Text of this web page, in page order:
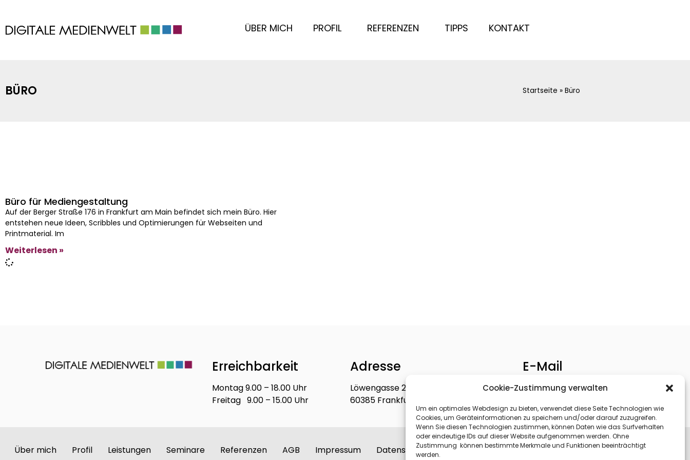
Cookie-Zustimmung verwalten
Um ein optimales Webdesign zu bieten, verwendet diese Seite Technologien wie
Cookies, um Geräteinformationen zu speichern und/oder darauf zuzugreifen.
Wenn Sie diesen Technologien zustimmen, können Daten wie das Surfverhalten
oder eindeutige IDs auf dieser Website aufgenommen werden. Ohne
Zustimmung können bestimmte Merkmale und Funktionen beeinträchtigt
werden.
ÜBER MICH PROFIL REFERENZEN TIPPS KONTAKT
BÜRO Startseite » Büro
Büro für Mediengestaltung
Auf der Berger Straße 176 in Frankfurt am Main befindet sich mein Büro. Hier
entstehen neue Ideen, Scribbles und Optimierungen für Webseiten und
Printmaterial. Im
Weiterlesen »
Erreichbarkeit
Montag 9.00 – 18.00 Uhr
Freitag 9.00 – 15.00 Uhr
Adresse
Löwengasse 27 B
60385 Frankfurt am Main
E-Mail
info@digitale-medienwelt.de
Über mich Profil Leistungen Seminare Referenzen AGB Impressum Datenschutzerklärung Cookie-Richtlinie (EU)